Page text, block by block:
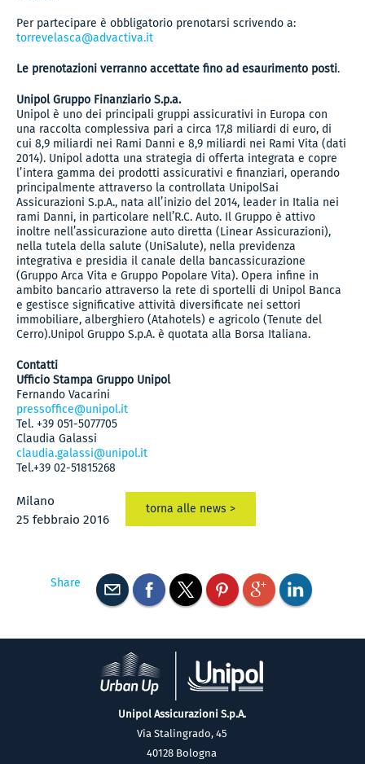
Per partecipare è obbligatorio prenotarsi scrivendo a:
torrevelasca@advactiva.it
Le prenotazioni verranno accettate fino ad esaurimento posti.
Unipol Gruppo Finanziario S.p.a.
Unipol è uno dei principali gruppi assicurativi in Europa con
una raccolta complessiva pari a circa 17,8 miliardi di euro, di
cui 8,9 miliardi nei Rami Danni e 8,9 miliardi nei Rami Vita (dati
2014). Unipol adotta una strategia di offerta integrata e copre
l’intera gamma dei prodotti assicurativi e finanziari, operando
principalmente attraverso la controllata UnipolSai
Assicurazioni S.p.A., nata all’inizio del 2014, leader in Italia nei
rami Danni, in particolare nell’R.C. Auto. Il Gruppo è attivo
inoltre nell’assicurazione auto diretta (Linear Assicurazioni),
nella tutela della salute (UniSalute), nella previdenza
integrativa e presidia il canale della bancassicurazione
(Gruppo Arca Vita e Gruppo Popolare Vita). Opera infine in
ambito bancario attraverso la rete di sportelli di Unipol Banca
e gestisce significative attività diversificate nei settori
immobiliare, alberghiero (Atahotels) e agricolo (Tenute del
Cerro).Unipol Gruppo S.p.A. è quotata alla Borsa Italiana.
Contatti
Ufficio Stampa Gruppo Unipol
Fernando Vacarini
pressoffice@unipol.it
Tel. +39 051-5077705
Claudia Galassi
claudia.galassi@unipol.it
Tel.+39 02-51815268
Milano
25 febbraio 2016
torna alle news >
Share
Unipol Assicurazioni S.p.A.
Via Stalingrado, 45
40128 Bologna